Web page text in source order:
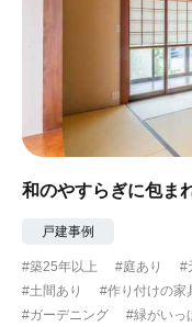
和のやすらぎに包ま
戸建事例
#築25年以上 #庭あり #
#土間あり
#作り付けの家
#ガーデニング
#緑がいっ